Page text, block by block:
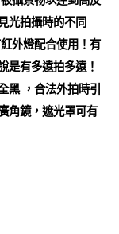
光拍攝時的不同
外燈配合使用！有
是有多遠拍多遠！
黑 ，合法外拍時引
角鏡，遮光罩可有